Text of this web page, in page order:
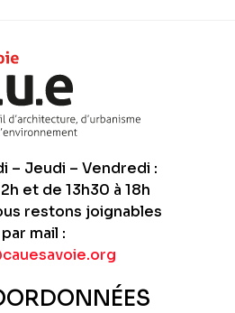
– Jeudi – Vendredi :
et de 13h30 à 18h
restons joignables
par mail :